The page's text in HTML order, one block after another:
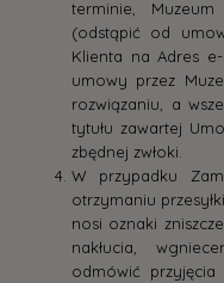
terminie,
(odstąpić od
Klienta na Adres
umowy przez
rozwiązaniu, a
tytułu zawartej
zbędnej zwłoki.
W przypadku
otrzymaniu
nosi oznaki
nakłucia,
odmówić